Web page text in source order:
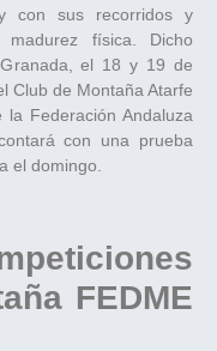
con sus recorridos y
física. Dicho
el 18 y 19 de
Club de Montaña Atarfe
Federación Andaluza
con una prueba
el domingo.
FEDME